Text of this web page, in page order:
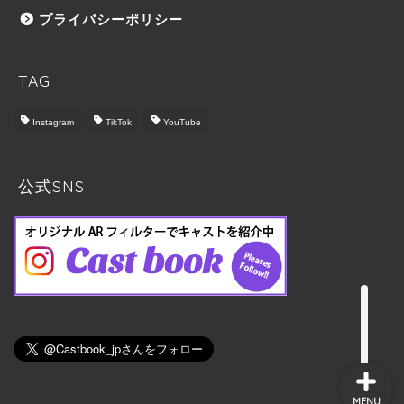
プライバシーポリシー
TAG
Instagram TikTok YouTube
公式SNS
料金プラン
実施の流れ